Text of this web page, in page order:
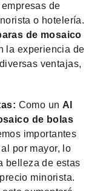
de
o hotelería.
de mosaico
la experiencia de
ventajas,
Como un Al
de bolas
importantes
por mayor, lo
belleza de estas
minorista.